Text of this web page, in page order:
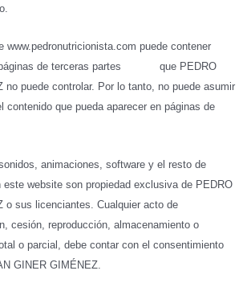
www.pedronutricionista.com puede contener
páginas de terceras partes que PEDRO
no puede controlar. Por lo tanto, no puede asumir
contenido que pueda aparecer en páginas de
animaciones, software y el resto de
website son propiedad exclusiva de PEDRO
o sus licenciantes. Cualquier acto de
cesión, reproducción, almacenamiento o
o parcial, debe contar con el consentimiento
GINER GIMÉNEZ.